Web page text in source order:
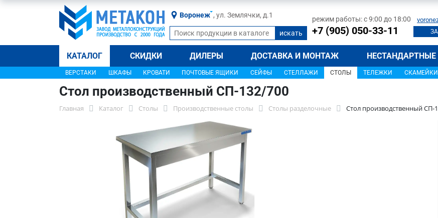
Воронеж , ул. Землячки, д.1 режим работы: с 9:00 до 18:00
+7 (905) 050-33-11
КАТАЛОГ СКИДКИ ДИЛЕРЫ ДОСТАВКА И МОНТАЖ НЕСТАНДАРТНЫЕ
ВЕРСТАКИ ШКАФЫ КРОВАТИ ПОЧТОВЫЕ ЯЩИКИ СЕЙФЫ СТЕЛЛАЖИ СТОЛЫ ТЕЛЕЖКИ СКАМЕЙКИ
Стол производственный СП-132/700
Главная Каталог Столы Производственные столы Столы разделочные Стол производственный СП-